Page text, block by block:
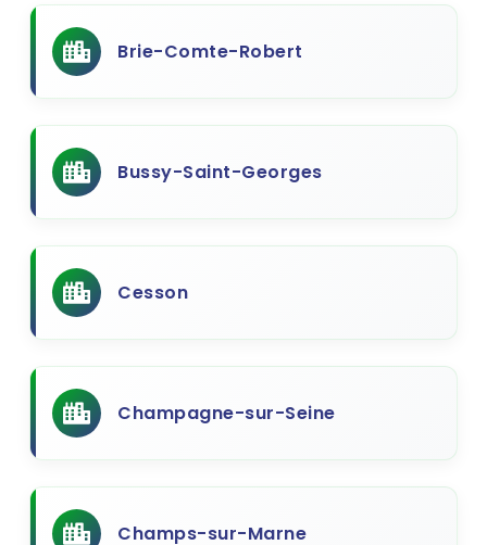
Brie-Comte-Robert
Bussy-Saint-Georges
Cesson
Champagne-sur-Seine
Champs-sur-Marne